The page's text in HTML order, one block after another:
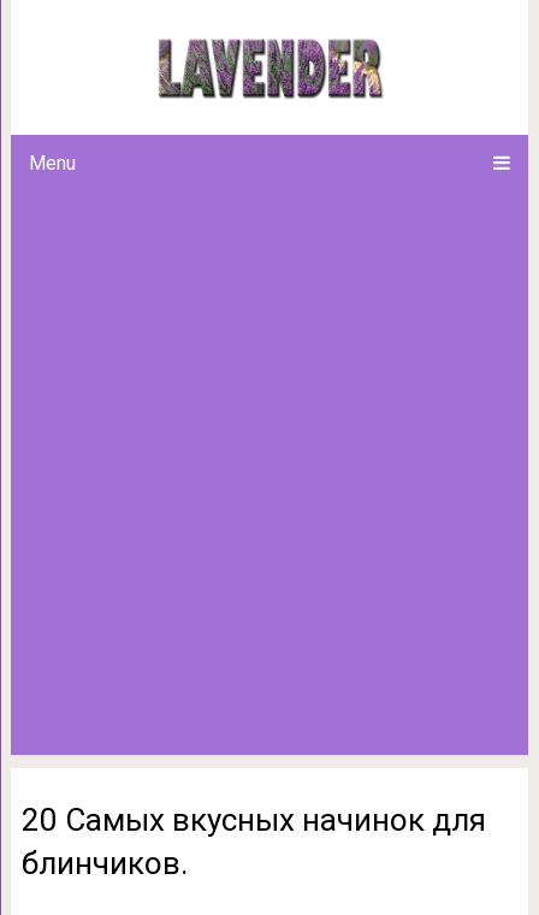
Menu
20 Самых вкусных
20 Самых вкусных начинок для
блинчиков.